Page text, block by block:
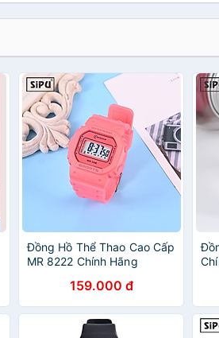
Đồng Hồ Thể Thao Cao Cấp
MR 8222 Chính Hãng
Điện Tử Dành Cho Bé Trai
Bé Gái
159.000 đ
Bé